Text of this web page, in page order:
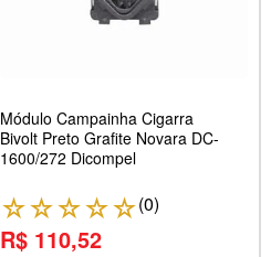
Módulo Campainha Cigarra
Bivolt Preto Grafite Novara DC-
1600/272 Dicompel
☆☆☆☆☆(0)
R$ 110,52